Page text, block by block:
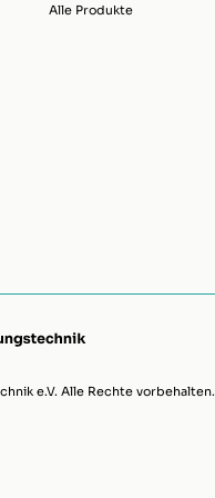
Alle Produkte
e.V. Alle Rechte vorbehalten.